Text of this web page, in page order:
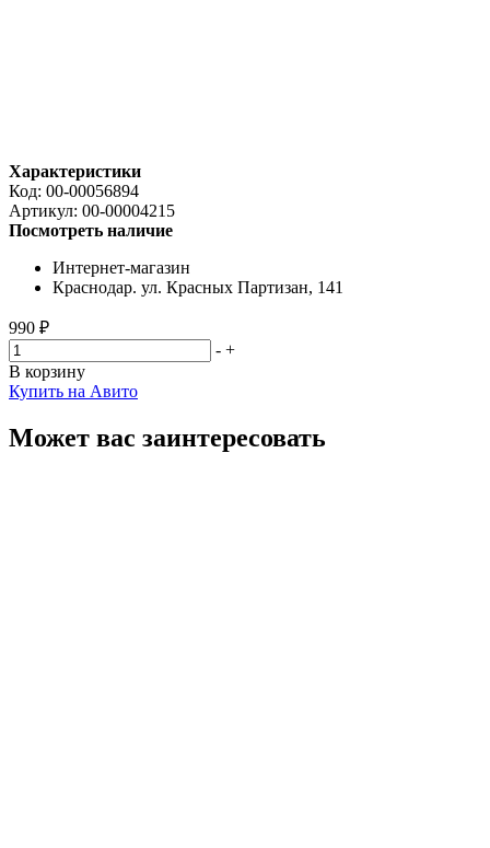
Характеристики
Код: 00-00056894
Артикул: 00-00004215
Посмотреть наличие
Интернет-магазин
Краснодар. ул. Красных Партизан, 141
990 ₽
- +
В корзину
Купить на Авито
Может вас заинтересовать